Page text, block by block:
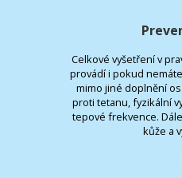
Celkové vyšetření v
provádí i pokud
mimo jiné doplnění
proti tetanu, fyzikální
tepové frekvence.
kůže a